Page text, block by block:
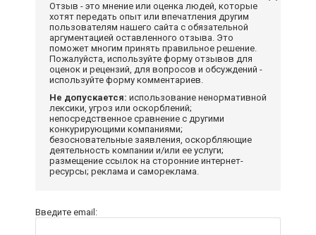
Отзыв - это мнение или оценка людей, которые
хотят передать опыт или впечатления другим
пользователям нашего сайта с обязательной
аргументацией оставленного отзыва. Это
поможет многим принять правильное решение.
Пожалуйста, используйте форму отзывов для
оценок и рецензий, для вопросов и обсуждений -
используйте форму комментариев.
Не допускается: использование ненормативной
лексики, угроз или оскорблений;
непосредственное сравнение с другими
конкурирующими компаниями;
безосновательные заявления, оскорбляющие
деятельность компании и/или ее услуги;
размещение ссылок на сторонние интернет-
ресурсы; реклама и самореклама.
Введите email: